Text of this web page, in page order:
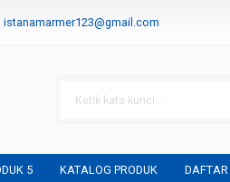
istanamarmer123@gmail.com
5 KATALOG PRODUK DAFTAR